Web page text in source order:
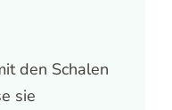
den Schalen
sie